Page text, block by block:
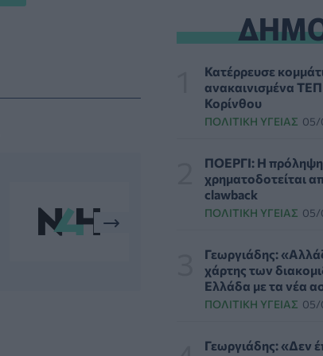
δολάρια τον χρόνο
εργαζομένους
Βασιλακόπουλος για
«κόκκινο» η Αττική –
οι παραθεριστές
Γλοιοβλάστωμα: Νέο
αποτελεσματική
χειρουργείο
ΛΔ Κονγκό: Πάνω από
επιβεβαιωμένα
Κατέρρευσε
ανακαινισμένα
Κορίνθου
ΠΟΛΙΤΙΚΉ ΥΓΕΊΑΣ 05/
ΠΟΕΡΓΙ: Η πρόληψη
χρηματοδοτείται
clawback
ΠΟΛΙΤΙΚΉ ΥΓΕΊΑΣ 05/
Γεωργιάδης:
χάρτης των
Ελλάδα με τα νέα
ΠΟΛΙΤΙΚΉ ΥΓΕΊΑΣ 05/
Γεωργιάδης: «Δεν